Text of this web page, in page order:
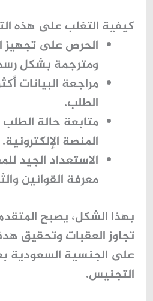
كيفية التغلب على هذه
الحرص على تجهيز
ومترجمة بشكل
مراجعة البيانات
الطلب.
متابعة حالة
المنصة الإلكترونية.
الاستعداد الجيد
معرفة القوانين
بهذا الشكل، يصبح
تجاوز العقبات وتحقيق
على الجنسية السعودية
التجنيس.